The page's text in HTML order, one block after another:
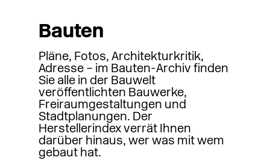
Bauten
Pläne, Fotos, Architekturkritik,
Adresse – im Bauten-Archiv finden
Sie alle in der Bauwelt
veröffentlichten Bauwerke,
Freiraumgestaltungen und
Stadtplanungen. Der
Herstellerindex verrät Ihnen
darüber hinaus, wer was mit wem
gebaut hat.